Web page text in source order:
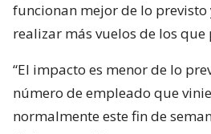
funcionan mejor de lo
realizar más vuelos de los
“El impacto es menor de lo
número de empleado que
normalmente este fin de